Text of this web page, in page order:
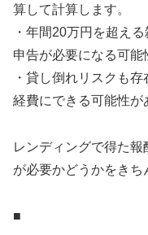
算して計算します。
・年間20万円を超え
申告が必要になる可能
・貸し倒れリスクも
経費にできる可能性が
レンディングで得た
が必要かどうかをきち
■